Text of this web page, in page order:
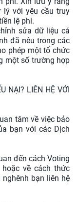
lý với yêu cầu truy
lệ phí.
sửa dữ liệu cá
đã nêu trong các
phép một tổ chức
một số trường hợp
NẠI? LIÊN HỆ VỚI
tâm về việc bảo
bạn với các Dịch
đến cách Voting
về cách thức
bạn liên hệ